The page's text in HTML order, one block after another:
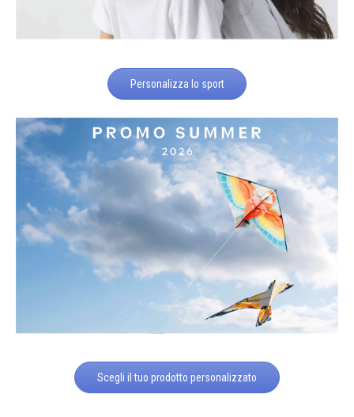
Personalizza lo sport
Scegli il tuo prodotto personalizzato